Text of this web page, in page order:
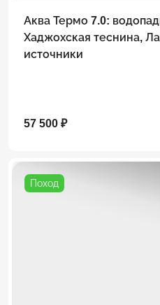
Аква Термо 7.0:
Хаджохская теснина,
источники
57 500 ₽
Поход